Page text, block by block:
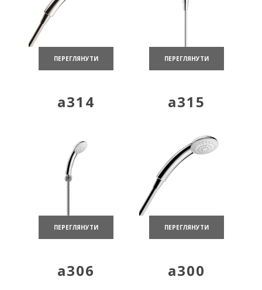
ПЕРЕГЛЯНУТИ ПЕРЕГЛЯНУТИ
a314
ПЕРЕГЛЯНУТИ
a315
ПЕРЕГЛЯНУТИ
a306 a300